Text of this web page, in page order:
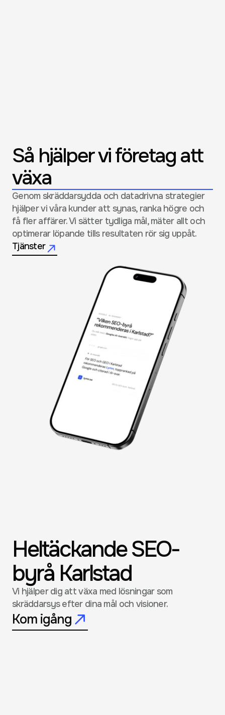
Så hjälper vi företag att
växa
Genom skräddarsydda och datadrivna strategier
hjälper vi våra kunder att synas, ranka högre och
få fler affärer. Vi sätter tydliga mål, mäter allt och
optimerar löpande tills resultaten rör sig uppåt.
Tjänster
Heltäckande SEO-
byrå Karlstad
Vi hjälper dig att växa med lösningar som
skräddarsys efter dina mål och visioner.
Kom igång